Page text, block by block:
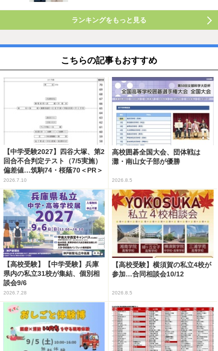
ランキングをもっと見る
こちらの記事もおすすめ
【中学受験2027】四谷大塚、第2
回合不合判定テスト（7/5実施）
偏差値…筑駒74・桜蔭70＜PR＞
2026.7.10
高校囲碁全国大会、団体戦は
灘・南山女子部が優勝
2026.8.5
【高校受験】【中学受験】兵庫
県内の私立31校が集結、個別相
談会9/6
2026.7.28
【高校受験】横須賀の私立4校が
参加…合同相談会10/12
2026.8.5